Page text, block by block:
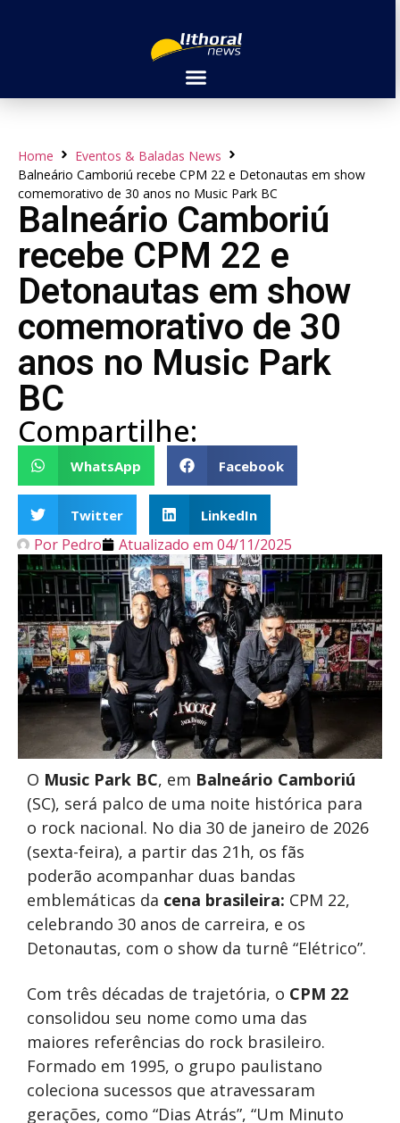
Home
Eventos & Baladas News
Balneário Camboriú recebe CPM 22 e Detonautas em show
comemorativo de 30 anos no Music Park BC
Balneário Camboriú
recebe CPM 22 e
Detonautas em show
comemorativo de 30
anos no Music Park
BC
Compartilhe:
WhatsApp Facebook
Twitter LinkedIn
Por Pedro Atualizado em 04/11/2025
O Music Park BC, em Balneário Camboriú
(SC), será palco de uma noite histórica para
o rock nacional. No dia 30 de janeiro de 2026
(sexta-feira), a partir das 21h, os fãs
poderão acompanhar duas bandas
emblemáticas da cena brasileira: CPM 22,
celebrando 30 anos de carreira, e os
Detonautas, com o show da turnê “Elétrico”.
Com três décadas de trajetória, o CPM 22
consolidou seu nome como uma das
maiores referências do rock brasileiro.
Formado em 1995, o grupo paulistano
coleciona sucessos que atravessaram
gerações, como “Dias Atrás”, “Um Minuto